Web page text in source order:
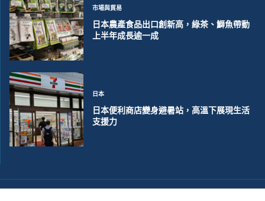
市場與貿易
日本農產食品出口創新高，綠茶、鰤魚帶動
上半年成長逾一成
日本
日本便利商店變身避暑站，高溫下展現生活
支援力